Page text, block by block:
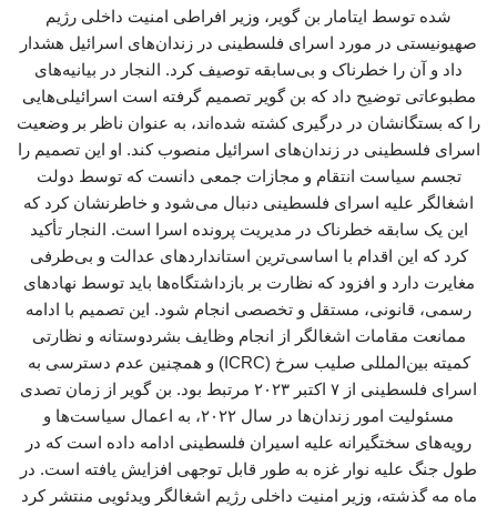
شده توسط ایتامار بن گویر، وزیر افراطی امنیت داخلی رژیم
صهیونیستی در مورد اسرای فلسطینی در زندان‌های اسرائیل هشدار
داد و آن را خطرناک و بی‌سابقه توصیف کرد. النجار در بیانیه‌های
مطبوعاتی توضیح داد که بن گویر تصمیم گرفته است اسرائیلی‌هایی
را که بستگانشان در درگیری کشته شده‌اند، به عنوان ناظر بر وضعیت
اسرای فلسطینی در زندان‌های اسرائیل منصوب کند. او این تصمیم را
تجسم سیاست انتقام و مجازات جمعی دانست که توسط دولت
اشغالگر علیه اسرای فلسطینی دنبال می‌شود و خاطرنشان کرد که
این یک سابقه خطرناک در مدیریت پرونده اسرا است. النجار تأکید
کرد که این اقدام با اساسی‌ترین استانداردهای عدالت و بی‌طرفی
مغایرت دارد و افزود که نظارت بر بازداشتگاه‌ها باید توسط نهادهای
رسمی، قانونی، مستقل و تخصصی انجام شود. این تصمیم با ادامه‌
ممانعت مقامات اشغالگر از انجام وظایف بشردوستانه و نظارتی
کمیته بین‌المللی صلیب سرخ (ICRC) و همچنین عدم دسترسی به
اسرای فلسطینی از ۷ اکتبر ۲۰۲۳ مرتبط بود. بن گویر از زمان تصدی
مسئولیت امور زندان‌ها در سال ۲۰۲۲، به اعمال سیاست‌ها و
رویه‌های سختگیرانه علیه اسیران فلسطینی ادامه داده است که در
طول جنگ علیه نوار غزه به طور قابل توجهی افزایش یافته است. در
ماه مه گذشته، وزیر امنیت داخلی رژیم اشغالگر ویدئویی منتشر کرد